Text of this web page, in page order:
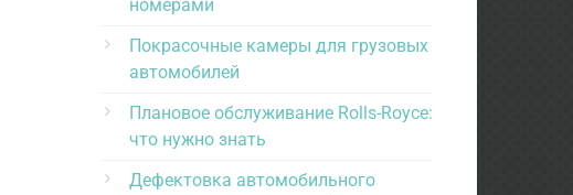
номерами
Покрасочные камеры для грузовых
автомобилей
Плановое обслуживание Rolls-Royce:
что нужно знать
Дефектовка автомобильного